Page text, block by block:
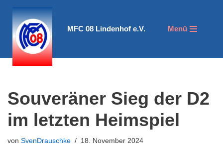
Zum
Inhalt
springen
MFC 08 Lindenhof e.V. Menü
Souveräner Sieg der D2
im letzten Heimspiel
von SvenDrauschke 18. November 2024